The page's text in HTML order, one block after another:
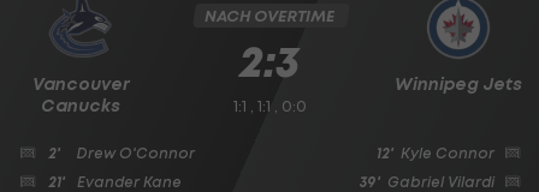
Vancouver
Canucks
Winnipeg Jets
NACH OVERTIME
2:3
1:1 , 1:1 , 0:0
2'
Drew O'Connor
21'
Evander Kane
12' Kyle Connor
39' Gabriel Vilardi